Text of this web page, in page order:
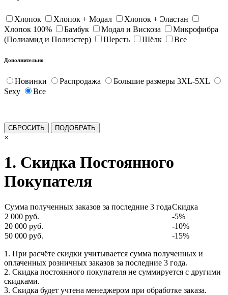
Хлопок Хлопок + Модал
Хлопок + Эластан
Хлопок 100%
Бамбук Модал и Вискоза
Микрофибра
(Полиамид и Полиэстер)
Шерсть Шёлк Все
Дополнительно
Новинки Распродажа
Большие размеры 3XL-5XL
Sexy
Все
×
1. Скидка Постоянного
Покупателя
Сумма полученных заказов за последние 3 годаСкидка
2 000 руб.
-5%
20 000 руб.
-10%
50 000 руб.
-15%
1. При расчёте скидки учитывается сумма полученных и
оплаченных розничных заказов за последние 3 года.
2. Скидка постоянного покупателя не суммируется с другими
скидками.
3. Скидка будет учтена менеджером при обработке заказа.